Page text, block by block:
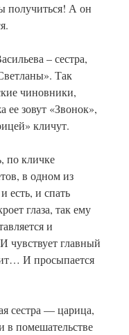
получиться! А он
– сестра,
Так
чиновники,
ее зовут «Звонок»,
кличут.
по кличке
в одном из
есть, и спать
глаза, так ему
и
главный
И просыпается
сестра — царица,
в помешательстве